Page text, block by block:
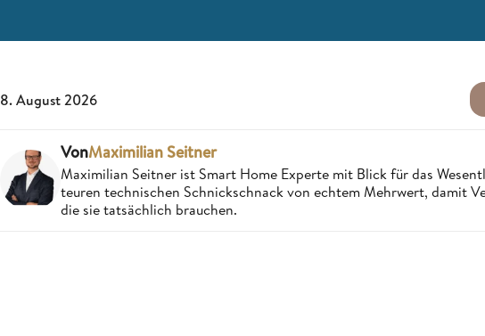
8. August 2026
VonMaximilian Seitner
Maximilian Seitner ist Smart Home Experte mit Blick für das
teuren technischen Schnickschnack von echtem Mehrwert, damit
die sie tatsächlich brauchen.